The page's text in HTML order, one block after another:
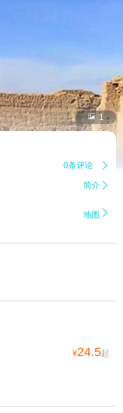
 1
0条评论 
简介 
地图 
¥24.5起